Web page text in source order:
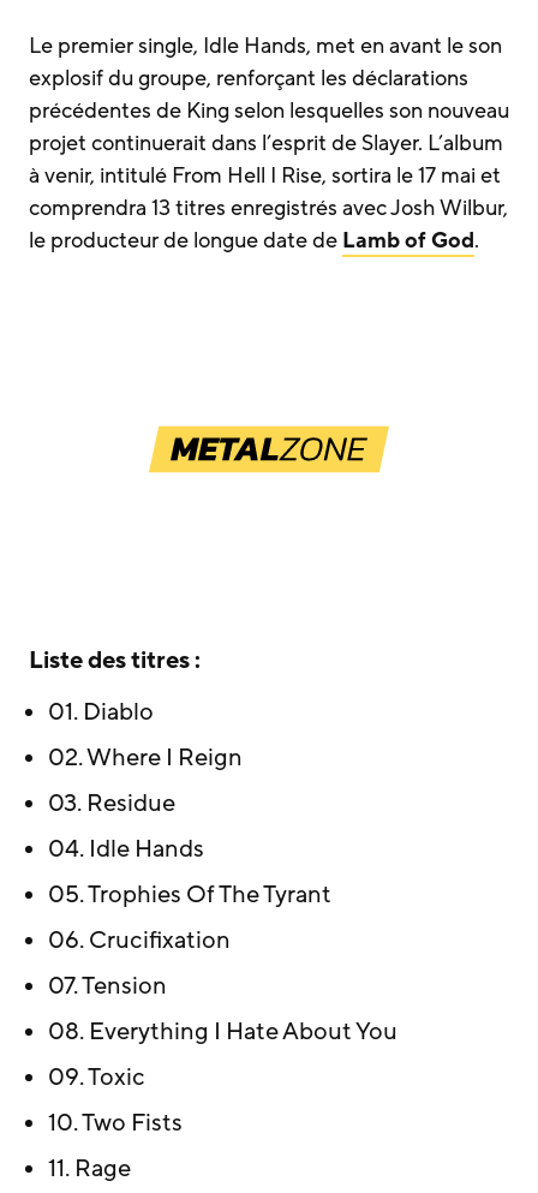
Le premier single, Idle Hands, met en avant le son
explosif du groupe, renforçant les déclarations
précédentes de King selon lesquelles son nouveau
projet continuerait dans l’esprit de Slayer. L’album
à venir, intitulé From Hell I Rise, sortira le 17 mai et
comprendra 13 titres enregistrés avec Josh Wilbur,
le producteur de longue date de Lamb of God.
Liste des titres :
01. Diablo
02. Where I Reign
03. Residue
04. Idle Hands
05. Trophies Of The Tyrant
06. Crucifixation
07. Tension
08. Everything I Hate About You
09. Toxic
10. Two Fists
11. Rage